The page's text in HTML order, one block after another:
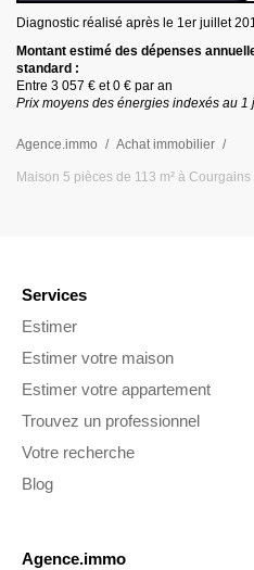
Diagnostic réalisé après le 1er juillet
Montant estimé des dépenses
standard :
Entre 3 057 € et0 € par an
Prix moyens des énergies indexés au 1
Agence.immo Achat immobilier
Maison 5 pièces de 113 m² à
Services
Estimer
Estimer votre maison
Estimer votre appartement
Trouvez un professionnel
Votre recherche
Blog
Agence.immo